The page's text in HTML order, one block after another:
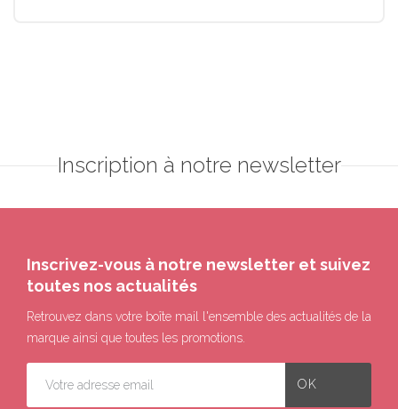
Inscription à notre newsletter
Inscrivez-vous à notre newsletter et suivez
toutes nos actualités
Retrouvez dans votre boîte mail l'ensemble des actualités de la
marque ainsi que toutes les promotions.